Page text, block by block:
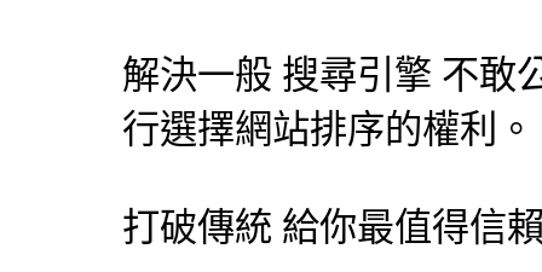
解決一般 搜尋引擎 不敢
行選擇網站排序的權利。
打破傳統 給你最值得信